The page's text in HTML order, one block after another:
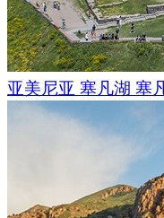
亚美尼亚 塞凡湖 塞